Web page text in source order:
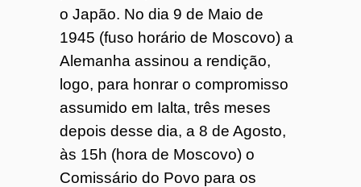
o Japão. No dia 9 de Maio de
1945 (fuso horário de Moscovo) a
Alemanha assinou a rendição,
logo, para honrar o compromisso
assumido em Ialta, três meses
depois desse dia, a 8 de Agosto,
às 15h (hora de Moscovo) o
Comissário do Povo para os